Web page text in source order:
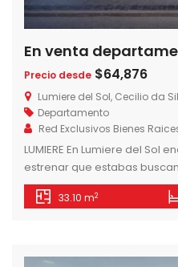
Precio desde $64,876
Lumiere del Sol, Cecilio da
Departamento
Red Exclusivos Bienes
LUMIERE En Lumiere del
estrenar que estabas
calidad y diseño a pasos del
44 viviendas de 1, 2 y 3
33.10 m2